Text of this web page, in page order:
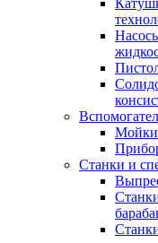
Мойки
Станки и